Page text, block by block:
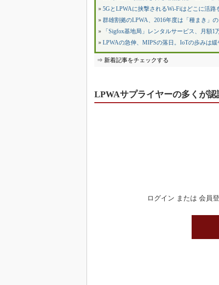
» 5GとLPWAに挟撃されるWi-Fiはどこに活路
» 群雄割拠のLPWA、2016年度は「種まき」
»
「Sigfox基地局」レンタルサービス、月額1
» LPWAの急伸、MIPSの落日。IoTの歩みは緩
⇒ 新着記事をチェックする
LPWAサプライヤーの多くが
ログイン または 会員